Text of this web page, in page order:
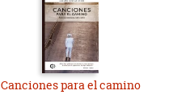
Canciones para el camino